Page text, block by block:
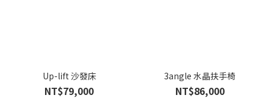
Up-lift 沙發床
NT$79,000
3angle 水晶扶手椅
NT$86,000